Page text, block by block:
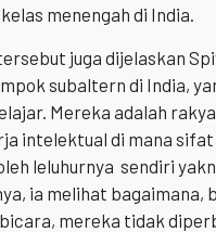
menengah di India.
juga dijelaskan
subaltern di India,
Mereka adalah
intelektual di mana
leluhurnya sendiri
ia melihat bagaimana,
mereka tidak